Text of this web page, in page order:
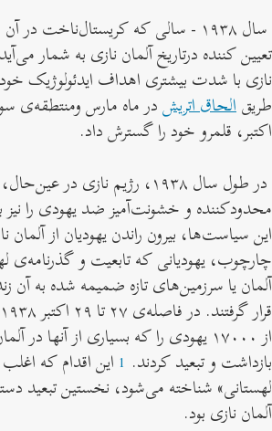
سال ۱۹۳۸ - سالی که کریستال‌ناخت
تعیین کننده درتاریخ آلمان نازی به شمار
نازی با شدت بیشتری اهداف ایدئولوژیک
طریقالحاق اتریشدر ماه مارس ومنتطقه‌ی
اکتبر، قلمرو خود را گسترش داد.
در طول سال ۱۹۳۸، رژیم نازی در
محدودکننده و خشونت‌آمیز ضد یهودی را
این سیاست‌ها، بیرون راندن یهودیان از آلمان
چارچوب، یهودیانی که تابعیت و گذرنامه‌ی
آلمان یا سرزمین‌های تازه ضمیمه شده به
از ۱۷۰۰۰ یهودی را که بسیاری از آنها در
بازداشت و تبعید کردند. Footnote
1
1 این اقدام که اغلب
لهستانی» شناخته می‌شود، نخستین تبعید
آلمان نازی بود.